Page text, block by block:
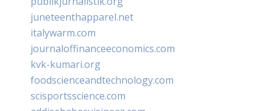
juneteenthapparel.net
italywarm.com
journaloffinanceeconomics.com
kvk-kumari.org
foodscienceandtechnology.com
scisportsscience.com